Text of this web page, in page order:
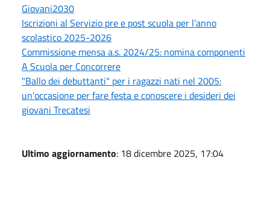
Giovani2030
Iscrizioni al Servizio pre e post scuola per l’anno
scolastico 2025-2026
Commissione mensa a.s. 2024/25: nomina componenti
A Scuola per Concorrere
"Ballo dei debuttanti" per i ragazzi nati nel 2005:
un'occasione per fare festa e conoscere i desideri dei
giovani Trecatesi
Ultimo aggiornamento: 18 dicembre 2025, 17:04